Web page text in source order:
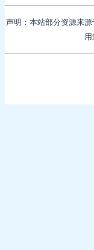
声明：本站部分资源来